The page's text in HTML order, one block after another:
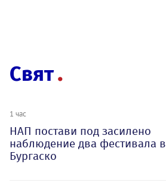
Свят
1 час
НАП постави под засилено
наблюдение два фестивала в
Бургаско